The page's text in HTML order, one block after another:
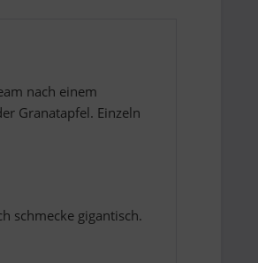
nach einem
Granatapfel. Einzeln
schmecke gigantisch.